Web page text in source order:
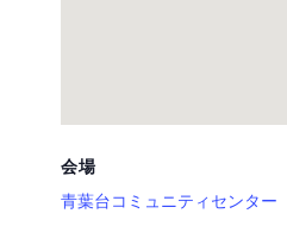
会場
青葉台コミュニティセンター